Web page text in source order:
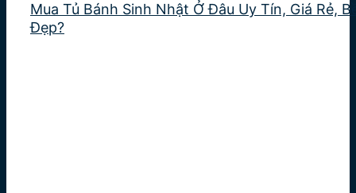
Mua Tủ Bánh Sinh Nhật Ở Đâu Uy Tín, Giá Rẻ,
Đẹp?